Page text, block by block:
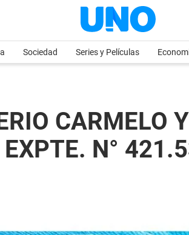
Sociedad Series y Películas
CARMELO
N°